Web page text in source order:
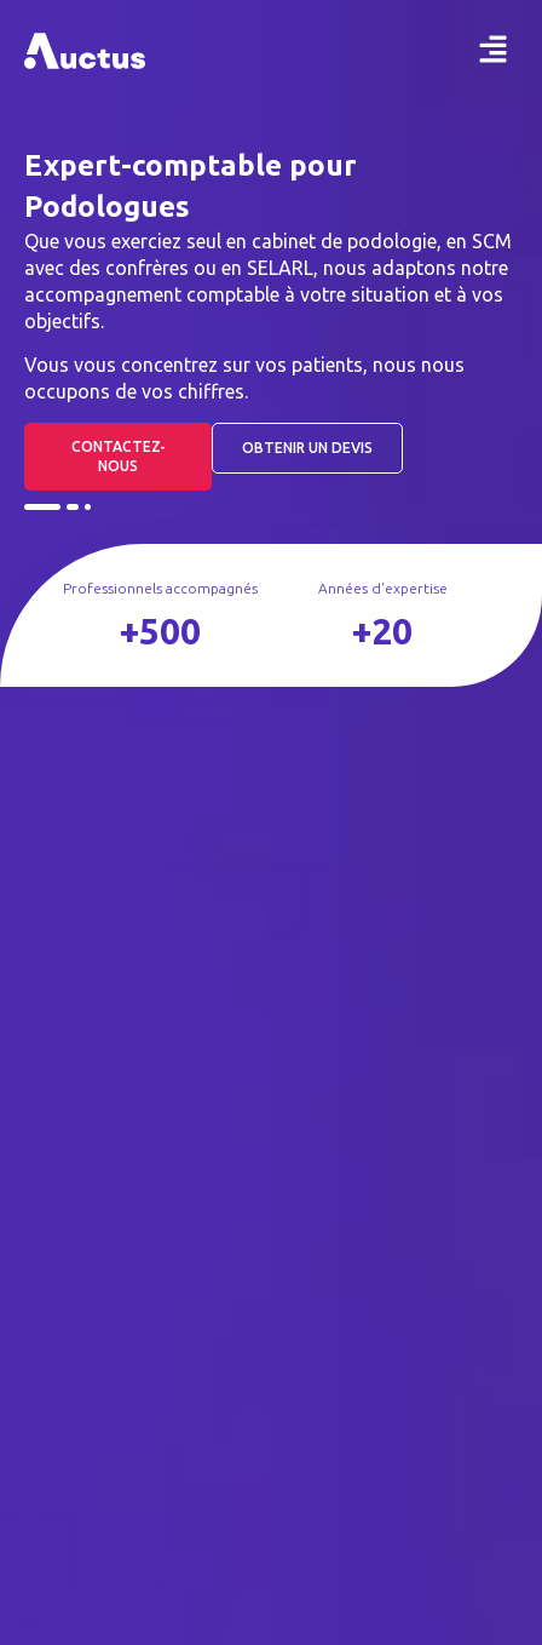
Expert-comptable pour
Podologues
Que vous exerciez seul en cabinet de podologie, en SCM
avec des confrères ou en SELARL, nous adaptons notre
accompagnement comptable à votre situation et à vos
objectifs.
Vous vous concentrez sur vos patients, nous nous
occupons de vos chiffres.
CONTACTEZ-
NOUS
OBTENIR UN DEVIS
Professionnels accompagnés
+500
Années d'expertise
+20